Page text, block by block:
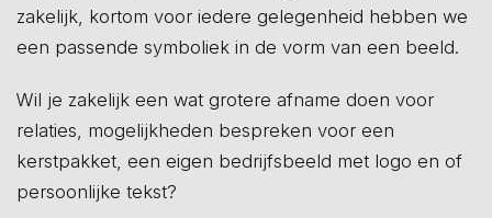
zakelijk, kortom voor iedere gelegenheid hebben we
een passende symboliek in de vorm van een beeld.
Wil je zakelijk een wat grotere afname doen voor
relaties, mogelijkheden bespreken voor een
kerstpakket, een eigen bedrijfsbeeld met logo en of
persoonlijke tekst?